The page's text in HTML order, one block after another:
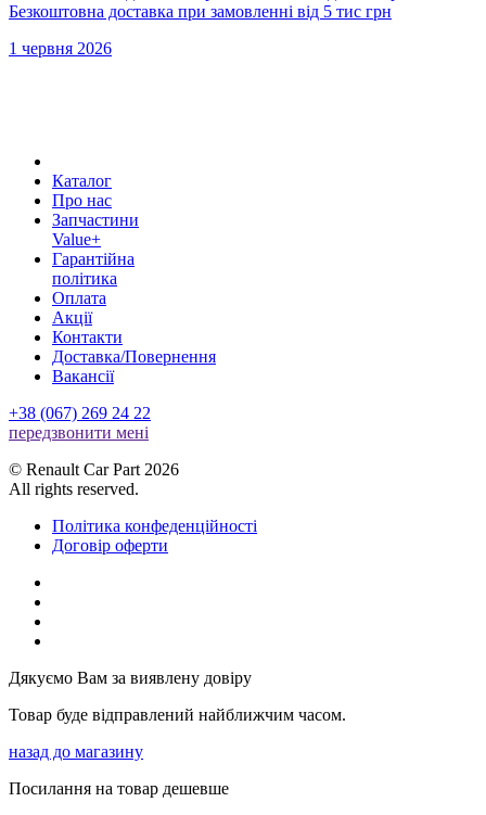
Безкоштовна доставка при замовленні від 5 тис грн
1 червня 2026
Каталог
Про нас
Запчастини
Value+
Гарантійна
політика
Оплата
Акції
Контакти
Доставка/Повернення
Вакансії
+38 (067) 269 24 22
передзвонити менi
© Renault Car Part 2026
All rights reserved.
Політика конфеденційності
Договір оферти
Дякуємо Вам за виявлену довіру
Товар буде відправлений найближчим часом.
назад до магазину
Посилання на товар дешевше